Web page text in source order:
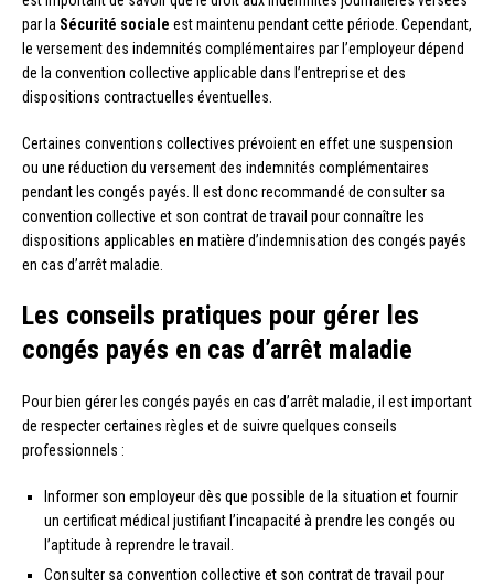
par la Sécurité sociale est maintenu pendant cette période. Cependant,
le versement des indemnités complémentaires par l’employeur dépend
de la convention collective applicable dans l’entreprise et des
dispositions contractuelles éventuelles.
Certaines conventions collectives prévoient en effet une suspension
ou une réduction du versement des indemnités complémentaires
pendant les congés payés. Il est donc recommandé de consulter sa
convention collective et son contrat de travail pour connaître les
dispositions applicables en matière d’indemnisation des congés payés
en cas d’arrêt maladie.
Les conseils pratiques pour gérer les
congés payés en cas d’arrêt maladie
Pour bien gérer les congés payés en cas d’arrêt maladie, il est important
de respecter certaines règles et de suivre quelques conseils
professionnels :
Informer son employeur dès que possible de la situation et fournir
un certificat médical justifiant l’incapacité à prendre les congés ou
l’aptitude à reprendre le travail.
Consulter sa convention collective et son contrat de travail pour